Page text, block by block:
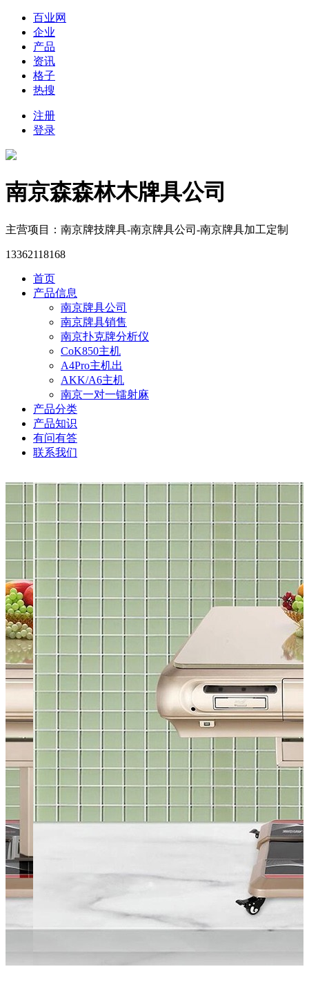
百业网
企业
产品
资讯
格子
热搜
注册
登录
南京森森林木牌具公司
主营项目：南京牌技牌具-南京牌具公司-南京牌具加工定制
13362118168
首页
产品信息
南京牌具公司
南京牌具销售
南京扑克牌分析仪
CoK850主机
A4Pro主机出
AKK/A6主机
南京一对一镭射麻
产品分类
产品知识
有问有答
联系我们